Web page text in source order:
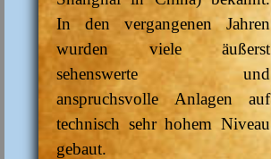
In den vergangenen Jahren
wurden viele äußerst
sehenswerte und
anspruchsvolle Anlagen auf
technisch sehr hohem Niveau
gebaut.